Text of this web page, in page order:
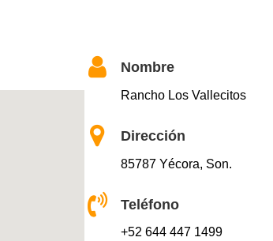
Nombre
Rancho Los Vallecitos
Dirección
85787 Yécora, Son.
Teléfono
+52 644 447 1499